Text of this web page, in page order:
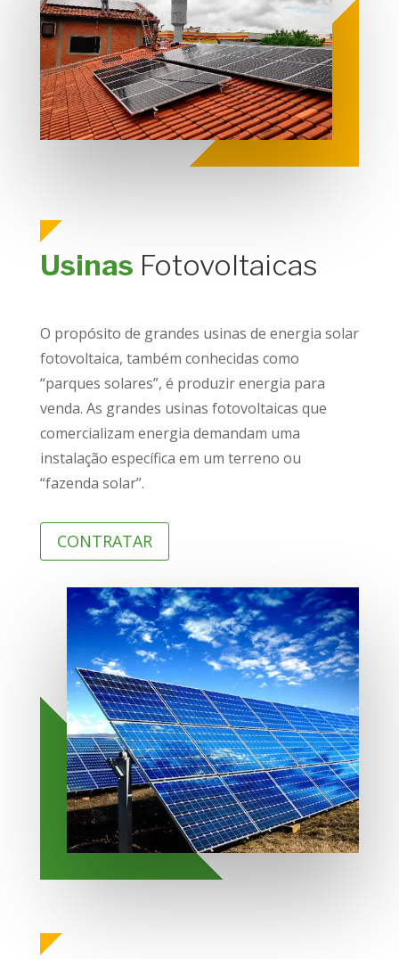
Usinas Fotovoltaicas
O propósito de grandes usinas de energia solar
fotovoltaica, também conhecidas como
“parques solares”, é produzir energia para
venda. As grandes usinas fotovoltaicas que
comercializam energia demandam uma
instalação específica em um terreno ou
“fazenda solar”.
CONTRATAR